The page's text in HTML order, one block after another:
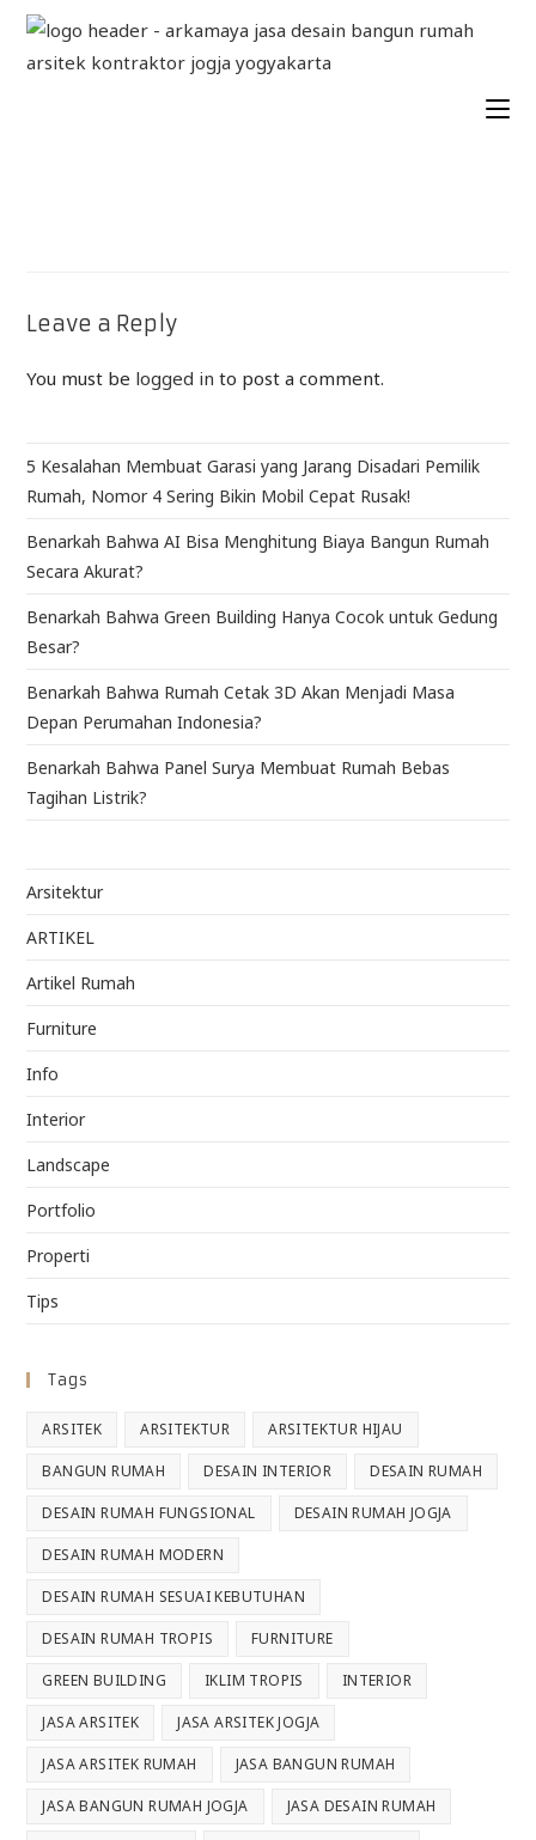
Leave a Reply
You must be logged in to post a comment.
5 Kesalahan Membuat Garasi yang Jarang Disadari Pemilik
Rumah, Nomor 4 Sering Bikin Mobil Cepat Rusak!
Benarkah Bahwa AI Bisa Menghitung Biaya Bangun Rumah
Secara Akurat?
Benarkah Bahwa Green Building Hanya Cocok untuk Gedung
Besar?
Benarkah Bahwa Rumah Cetak 3D Akan Menjadi Masa
Depan Perumahan Indonesia?
Benarkah Bahwa Panel Surya Membuat Rumah Bebas
Tagihan Listrik?
Arsitektur
ARTIKEL
Artikel Rumah
Furniture
Info
Interior
Landscape
Portfolio
Properti
Tips
Tags
ARSITEK ARSITEKTUR ARSITEKTUR HIJAU
BANGUN RUMAH DESAIN INTERIOR DESAIN RUMAH
DESAIN RUMAH FUNGSIONAL DESAIN RUMAH JOGJA
DESAIN RUMAH MODERN
DESAIN RUMAH SESUAI KEBUTUHAN
DESAIN RUMAH TROPIS FURNITURE
GREEN BUILDING IKLIM TROPIS INTERIOR
JASA ARSITEK JASA ARSITEK JOGJA
JASA ARSITEK RUMAH JASA BANGUN RUMAH
JASA BANGUN RUMAH JOGJA JASA DESAIN RUMAH